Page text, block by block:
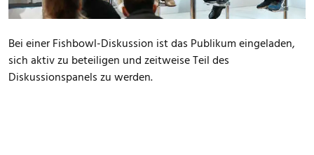
Bei einer Fishbowl-Diskussion ist das Publikum eingeladen,
sich aktiv zu beteiligen und zeitweise Teil des
Diskussionspanels zu werden.